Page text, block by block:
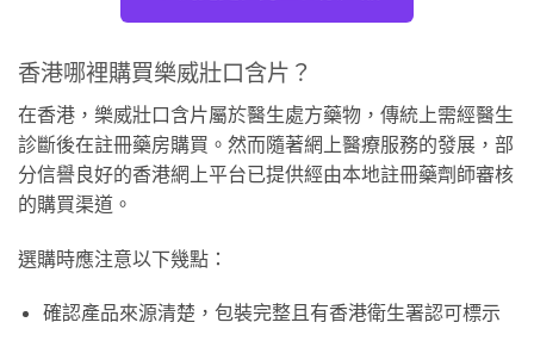
香港哪裡購買樂威壯口含片？
在香港，樂威壯口含片屬於醫生處方藥物，傳統上需經醫生
診斷後在註冊藥房購買。然而隨著網上醫療服務的發展，部
分信譽良好的香港網上平台已提供經由本地註冊藥劑師審核
的購買渠道。
選購時應注意以下幾點：
確認產品來源清楚，包裝完整且有香港衛生署認可標示